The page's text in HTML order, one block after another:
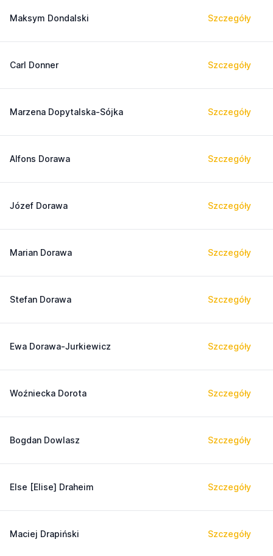
Maksym Dondalski Szczegóły
Carl Donner Szczegóły
Marzena Dopytalska-Sójka Szczegóły
Alfons Dorawa Szczegóły
Józef Dorawa Szczegóły
Marian Dorawa Szczegóły
Stefan Dorawa Szczegóły
Ewa Dorawa-Jurkiewicz Szczegóły
Woźniecka Dorota Szczegóły
Bogdan Dowlasz Szczegóły
Else [Elise] Draheim Szczegóły
Maciej Drapiński Szczegóły